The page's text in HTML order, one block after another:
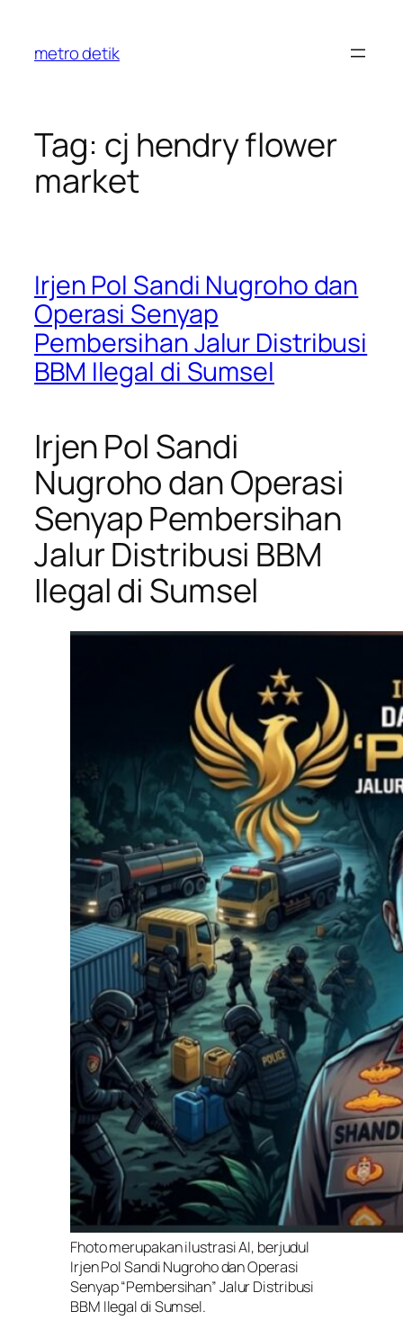
content
metro detik
Tag: cj hendry flower
market
Irjen Pol Sandi Nugroho dan
Operasi Senyap
Pembersihan Jalur Distribusi
BBM Ilegal di Sumsel
Irjen Pol Sandi
Nugroho dan Operasi
Senyap Pembersihan
Jalur Distribusi BBM
Ilegal di Sumsel
Fhoto merupakan ilustrasi AI, berjudul
Irjen Pol Sandi Nugroho dan Operasi
Senyap “Pembersihan” Jalur Distribusi
BBM Ilegal di Sumsel.